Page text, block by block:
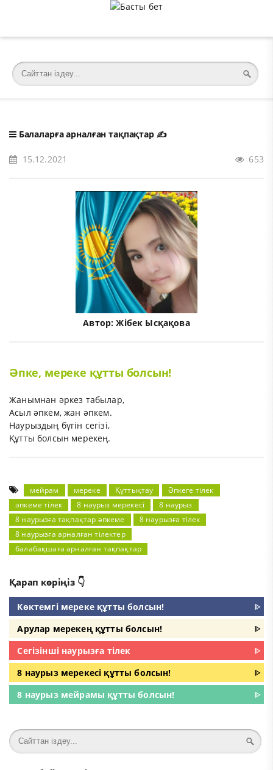
Балаларға арналған тақпақтар✍️
15.12.2021 653
Автор:Жібек Ысқақова
Әпке, мереке құтты болсын!
Жанымнан әркез табылар,
Асыл әпкем, жан әпкем.
Наурыздың бүгін сегізі,
Құтты болсын мерекең.
мейрам мереке Құттықтау
Әпкеге тілек
әпкеме тілек
8 наурыз мерекесі
8 наурыз
8 наурызға тақпақтар әпкеме
8 наурызға тілек
8 наурызға арналған тілектер
балабақшаға арналған тақпақтар
Қарап көріңіз 👇
Көктемгі мереке құтты болсын!
ᐈ
Арулар мерекең құтты болсын!
ᐈ
Сегізінші наурызға тілек
ᐈ
8 наурыз мерекесі құтты болсын!
ᐈ
8 наурыз мейрамы құтты болсын!
ᐈ